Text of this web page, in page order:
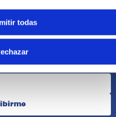
todas